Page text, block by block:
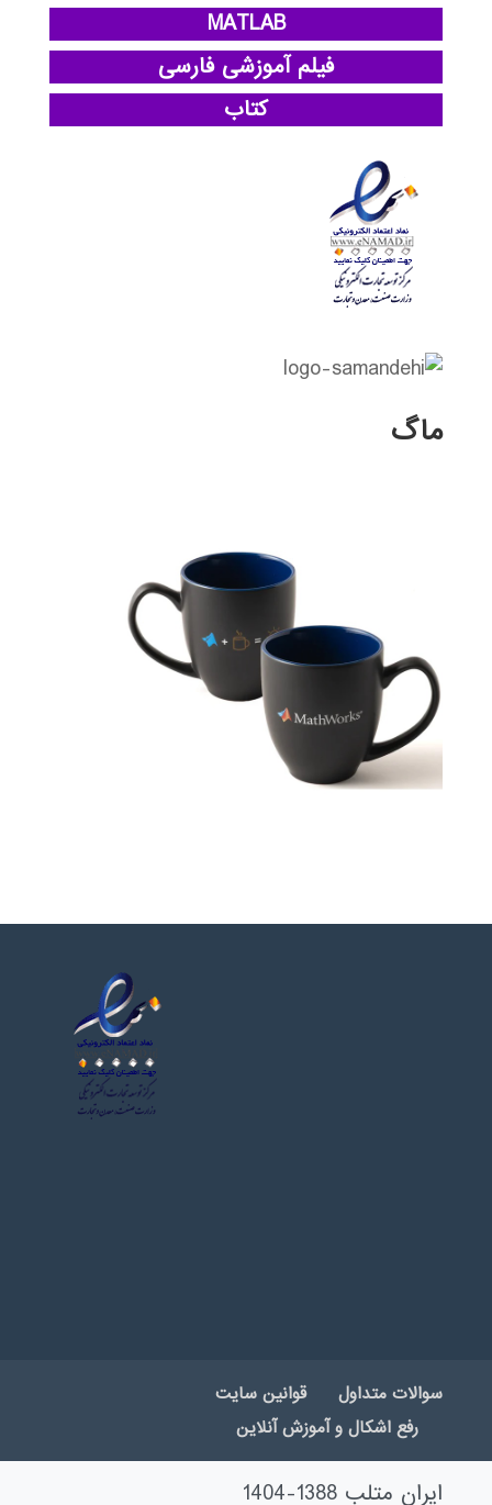
MATLAB
فیلم آموزشی فارسی
کتاب
ماگ
سوالات متداول
قوانین سایت
رفع اشکال و آموزش آنلاین
ایران متلب 1388-1404